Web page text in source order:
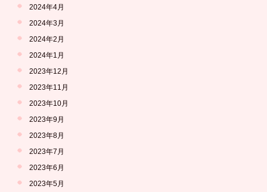
2024年4月
2024年3月
2024年2月
2024年1月
2023年12月
2023年11月
2023年10月
2023年9月
2023年8月
2023年7月
2023年6月
2023年5月